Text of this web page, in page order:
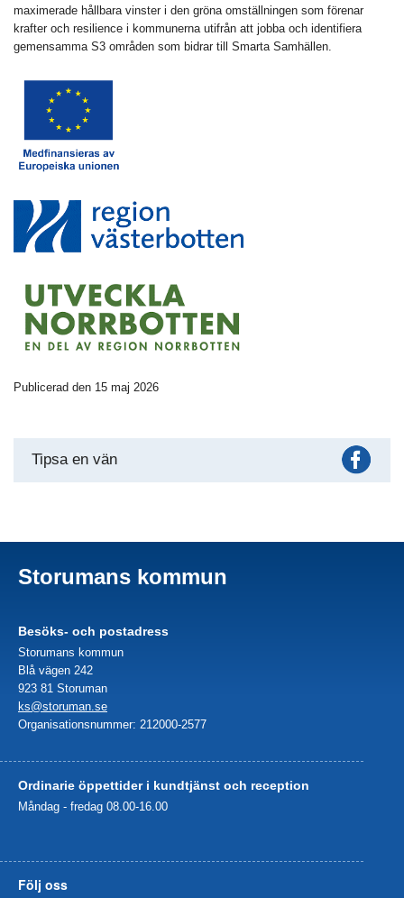
maximerade hållbara vinster i den gröna omställningen som förenar
krafter och resilience i kommunerna utifrån att jobba och identifiera
gemensamma S3 områden som bidrar till Smarta Samhällen.
Publicerad den 15 maj 2026
Tipsa en vän
Storumans kommun
Besöks- och postadress
Storumans kommun
Blå vägen 242
923 81 Storuman
ks@storuman.se
Organisationsnummer: 212000-2577
Ordinarie öppettider i kundtjänst och reception
Måndag - fredag 08.00-16.00
Följ oss